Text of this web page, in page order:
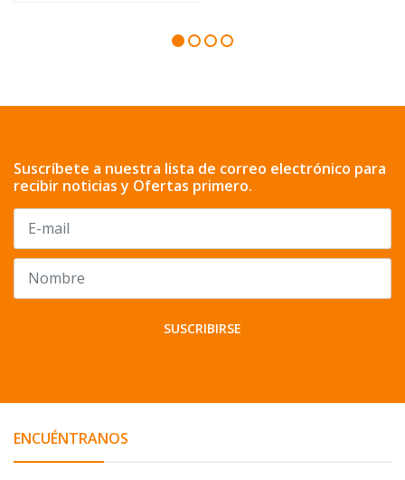
Suscríbete a nuestra lista de correo electrónico para
recibir noticias y Ofertas primero.
SUSCRIBIRSE
ENCUÉNTRANOS